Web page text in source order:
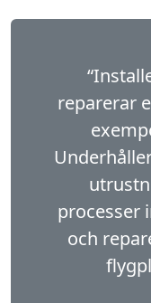
reparerar
processer
och